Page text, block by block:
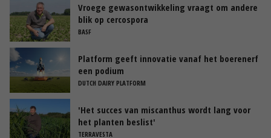
Vroege gewasontwikkeling vraagt om andere
blik op cercospora
BASF
Platform geeft innovatie vanaf het boerenerf
een podium
DUTCH DAIRY PLATFORM
'Het succes van miscanthus wordt lang voor
het planten beslist'
TERRAVESTA